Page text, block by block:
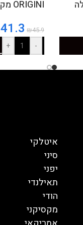
ORIGINI מקדמיה טבעי 100%
₪45.9
41.3
-
+
איטלקי
סיני
יפני
תאילנדי
הודי
מקסיקני